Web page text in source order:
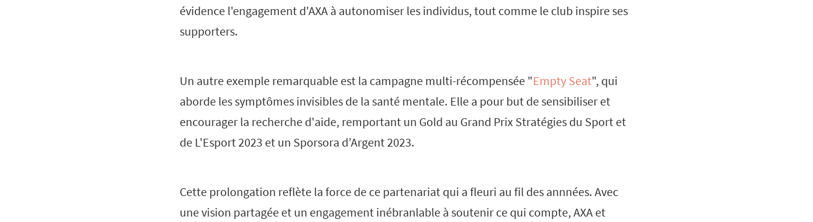
évidence l'engagement d'AXA à autonomiser les individus, tout comme le club inspire ses
supporters.
Un autre exemple remarquable est la campagne multi-récompensée "Empty Seat", qui
aborde les symptômes invisibles de la santé mentale. Elle a pour but de sensibiliser et
encourager la recherche d'aide, remportant un Gold au Grand Prix Stratégies du Sport et
de L'Esport 2023 et un Sporsora d’Argent 2023.
Cette prolongation reflète la force de ce partenariat qui a fleuri au fil des annnées. Avec
une vision partagée et un engagement inébranlable à soutenir ce qui compte, AXA et